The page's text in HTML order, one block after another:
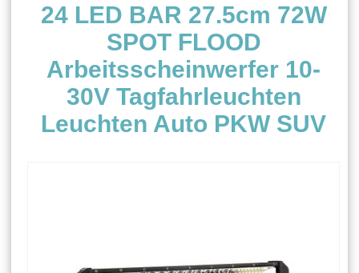
24 LED BAR 27.5cm 72W
SPOT FLOOD
Arbeitsscheinwerfer 10-
30V Tagfahrleuchten
Leuchten Auto PKW SUV